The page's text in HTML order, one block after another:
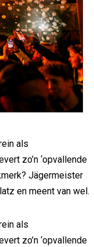
als
zo’n ‘opvallende
Jägermeister
en meent van wel.
als
zo’n ‘opvallende